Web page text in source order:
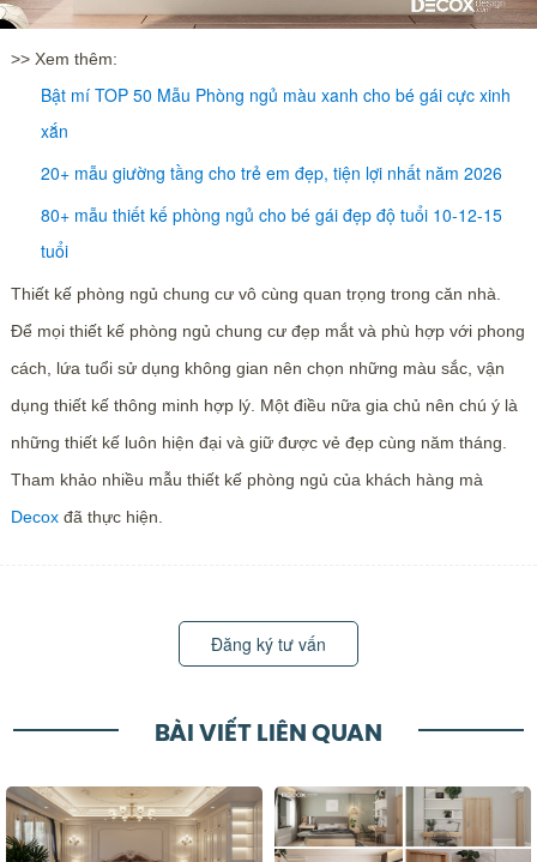
>> Xem thêm:
Bật mí TOP 50 Mẫu Phòng ngủ màu xanh cho bé gái cực xinh
xắn
20+ mẫu giường tầng cho trẻ em đẹp, tiện lợi nhất năm 2026
80+ mẫu thiết kế phòng ngủ cho bé gái đẹp độ tuổi 10-12-15
tuổi
Thiết kế phòng ngủ chung cư vô cùng quan trọng trong căn nhà.
Để mọi thiết kế phòng ngủ chung cư đẹp mắt và phù hợp với phong
cách, lứa tuổi sử dụng không gian nên chọn những màu sắc, vận
dụng thiết kế thông minh hợp lý. Một điều nữa gia chủ nên chú ý là
những thiết kế luôn hiện đại và giữ được vẻ đẹp cùng năm tháng.
Tham khảo nhiều mẫu thiết kế phòng ngủ của khách hàng mà
Decoxđã thực hiện.
Đăng ký tư vấn
BÀI VIẾT LIÊN QUAN